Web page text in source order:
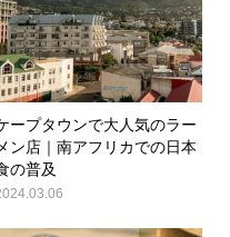
ープタウンで大人気のラー
ン店｜南アフリカでの日本
の普及